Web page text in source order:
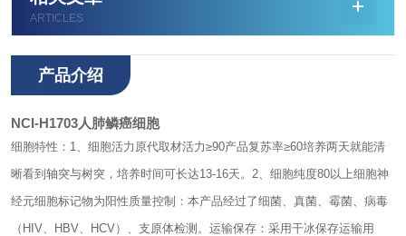
ARTICLES
产品介绍
NCI-H1703人肺鳞癌细胞
细胞特性： 1、细胞活力 原代取材活力≥90产品复苏率≥60培养两天就能清
晰看到轴突与树突，培养时间可长达13-16天。 2、细胞纯度80以上细胞神
经元细胞标记物为阳性质量控制： 本产品经过了细菌、真菌、霉菌、病毒
（HIV、HBV、HCV）、支原体检测。 运输保存： 采用干冰保存运输用